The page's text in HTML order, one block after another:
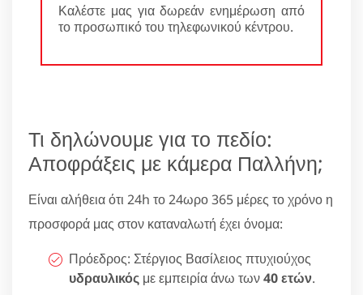
Καλέστε μας για δωρεάν ενημέρωση από
το προσωπικό του τηλεφωνικού κέντρου.
Τι δηλώνουμε για το πεδίο:
Αποφράξεις με κάμερα Παλλήνη;
Είναι αλήθεια ότι 24h το 24ωρο 365 μέρες το χρόνο η
προσφορά μας στον καταναλωτή έχει όνομα:
Πρόεδρος: Στέργιος Βασίλειος πτυχιούχος
υδραυλικός με εμπειρία άνω των40 ετών.